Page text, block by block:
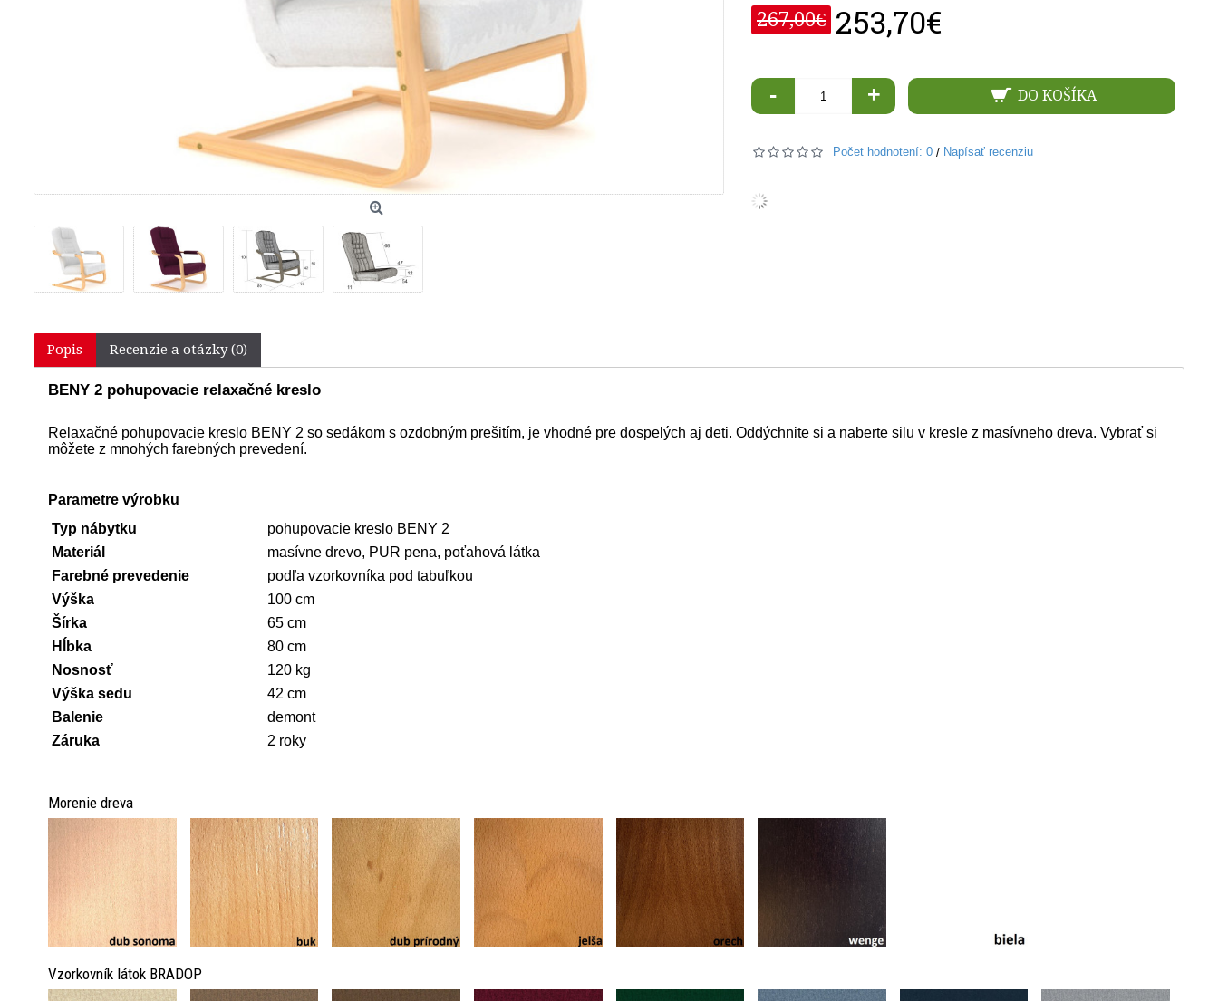
267,00€ 253,70€
- + DO KOŠÍKA
Počet hodnotení: 0 / Napísať recenziu
Popis Recenzie a otázky (0)
BENY 2 pohupovacie relaxačné kreslo
Relaxačné pohupovacie kreslo BENY 2 so sedákom s ozdobným prešitím, je vhodné pre dospelých aj deti. Oddýchnite si a naberte silu v kresle z masívneho dreva. Vybrať si
môžete z mnohých farebných prevedení.
Parametre výrobku
Typ nábytku
pohupovacie kreslo BENY 2
Materiál
masívne drevo, PUR pena, poťahová látka
Farebné prevedenie
podľa vzorkovníka pod tabuľkou
Výška
100 cm
Šírka
65 cm
Hĺbka
80 cm
Nosnosť
120 kg
Výška sedu
42 cm
Balenie
demont
Záruka
2 roky
Morenie dreva
Vzorkovník látok BRADOP